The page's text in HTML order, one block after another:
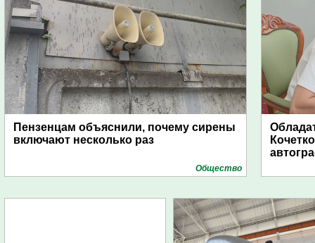
Пензенцам объяснили, почему сирены
включают несколько раз
Общество